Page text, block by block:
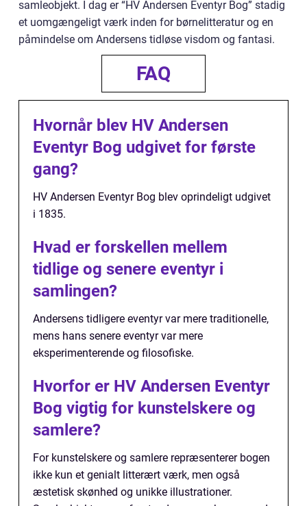
samleobjekt. I dag er “HV Andersen Eventyr Bog” stadig
et uomgængeligt værk inden for børnelitteratur og en
påmindelse om Andersens tidløse visdom og fantasi.
FAQ
Hvornår blev HV Andersen
Eventyr Bog udgivet for første
gang?
HV Andersen Eventyr Bog blev oprindeligt udgivet
i 1835.
Hvad er forskellen mellem
tidlige og senere eventyr i
samlingen?
Andersens tidligere eventyr var mere traditionelle,
mens hans senere eventyr var mere
eksperimenterende og filosofiske.
Hvorfor er HV Andersen Eventyr
Bog vigtig for kunstelskere og
samlere?
For kunstelskere og samlere repræsenterer bogen
ikke kun et genialt litterært værk, men også
æstetisk skønhed og unikke illustrationer.